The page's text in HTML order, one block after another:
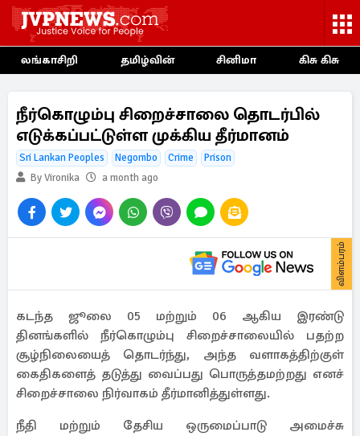
லங்காசிறி தமிழ்வின் சினிமா கிசு கிசு
நீர்கொழும்பு சிறைச்சாலை தொடர்பில்
எடுக்கப்பட்டுள்ள முக்கிய தீர்மானம்
Sri Lankan Peoples Negombo Crime
Prison
By Vironika
a month ago
விளம்பரம்
கடந்த ஜூலை 05 மற்றும் 06 ஆகிய இரண்டு
தினங்களில் நீர்கொழும்பு சிறைச்சாலையில் பதற்ற
சூழ்நிலையைத் தொடர்ந்து, அந்த வளாகத்திற்குள்
கைதிகளைத் தடுத்து வைப்பது பொருத்தமற்றது எனச்
சிறைச்சாலை நிர்வாகம் தீர்மானித்துள்ளது.
நீதி மற்றும் தேசிய ஒருமைப்பாடு அமைச்சு